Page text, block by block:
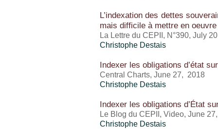
L’indexation des dettes
mais difficile à mettre en oeuvre
La Lettre du CEPII, N°390, July
Christophe Destais
Indexer les obligations d’état
Central Charts, June 27, 2018
Christophe Destais
Indexer les obligations d’État
Le Blog du CEPII, Video, June
Christophe Destais